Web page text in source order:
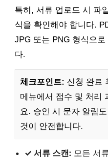
특히, 서류 업로드 시 파
식을 확인해야 합니다.
JPG 또는 PNG 형식으
다.
체크포인트: 신청 완료
메뉴에서 접수 및 처리
요. 승인 시 문자 알림
것이 안전합니다.
✓ 서류 스캔: 모든 서